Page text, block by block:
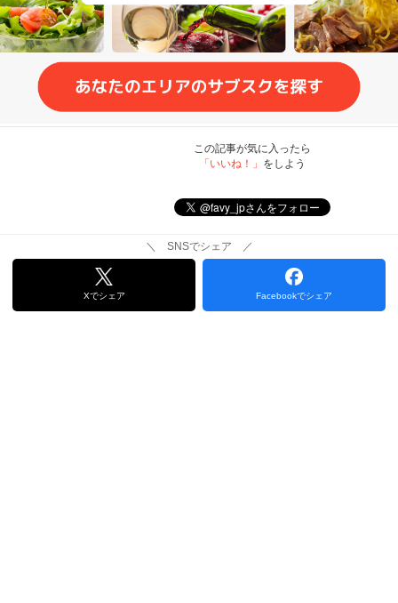
この記事が気に入ったら
「いいね！」 をしよう
＼ SNSでシェア ／
Xでシェア Facebookでシェア